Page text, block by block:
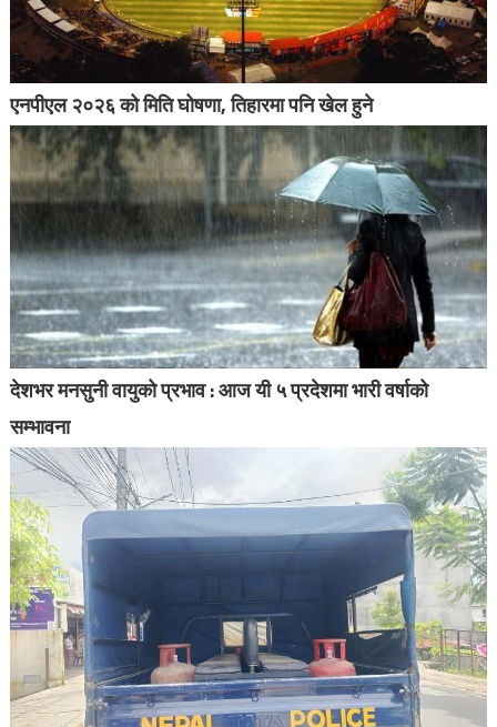
एनपीएल २०२६ को मिति घोषणा, तिहारमा पनि खेल हुने
देशभर मनसुनी वायुको प्रभाव : आज यी ५ प्रदेशमा भारी वर्षाको
सम्भावना